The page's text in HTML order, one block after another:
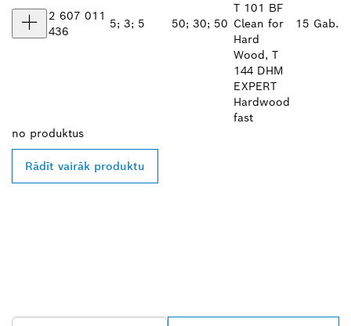
2 607 011
436
5; 3; 5 50; 30; 50
T 101 BF
Clean for
Hard
Wood, T
144 DHM
EXPERT
Hardwood
fast
15 Gab.
no produktus
Rādīt vairāk produktu